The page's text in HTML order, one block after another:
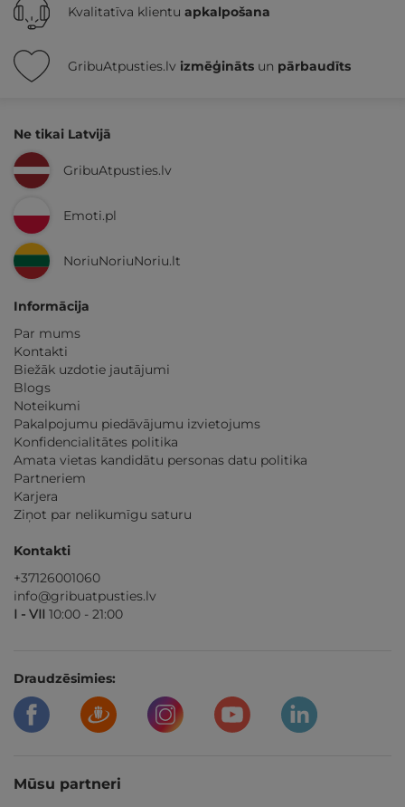
Kvalitatīva klientu apkalpošana
GribuAtpusties.lv izmēģināts un pārbaudīts
Ne tikai Latvijā
GribuAtpusties.lv
Emoti.pl
NoriuNoriuNoriu.lt
Informācija
Par mums
Kontakti
Biežāk uzdotie jautājumi
Blogs
Noteikumi
Pakalpojumu piedāvājumu izvietojums
Konfidencialitātes politika
Amata vietas kandidātu personas datu politika
Partneriem
Karjera
Ziņot par nelikumīgu saturu
Kontakti
+37126001060
info@gribuatpusties.lv
I - VII 10:00 - 21:00
Draudzēsimies:
Mūsu partneri